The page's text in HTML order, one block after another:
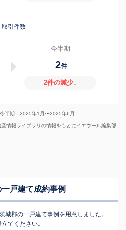
取引件数
今半期
2件
2件の減少↓
半期：2025年1月〜2025年6月
産情報ライブラリの情報をもとにイエウール編集部
戸建て成約事例
城郡の一戸建て事例を用意しました。
てください。